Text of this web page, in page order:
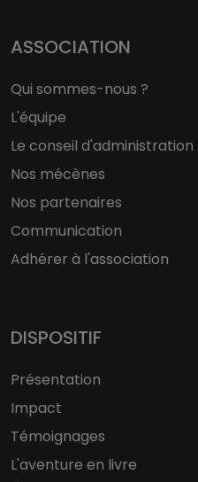
ASSOCIATION
Qui sommes-nous ?
L'équipe
Le conseil d'administration
Nos mécènes
Nos partenaires
Communication
Adhérer à l'association
DISPOSITIF
Présentation
Impact
Témoignages
L'aventure en livre